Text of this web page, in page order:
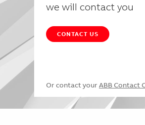
we will contact you
CONTACT US
Or contact your ABB Contact